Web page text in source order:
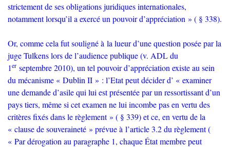
strictement de ses obligations juridiques internationales,
notamment lorsqu’il a exercé un pouvoir d’appréciation » ( § 338).
Or, comme cela fut souligné à la lueur d’une question posée par la
juge Tulkens lors de l’audience publique (v. ADLdu
1er septembre 2010), un tel pouvoir d’appréciation existe au sein
du mécanisme « Dublin II » : l’Etat peut décider d’ « examiner
une demande d’asile qui lui est présentée par un ressortissant d’un
pays tiers, même si cet examen ne lui incombe pas en vertu des
critères fixés dans le règlement » ( § 339) et ce, en vertu de la
« clause de souveraineté » prévue à l’article 3.2 du règlement (
« Par dérogation au paragraphe 1, chaque État membre peut